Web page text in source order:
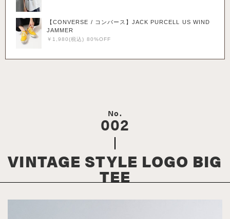
【CONVERSE / コンバース】JACK PURCELL US WIND
JAMMER
￥1,980(税込) 80%OFF
No.
002
VINTAGE STYLE LOGO BIG
TEE